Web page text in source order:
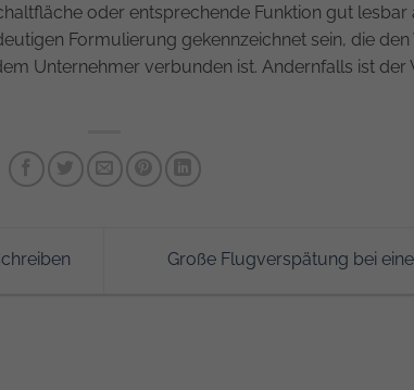
oder entsprechende Funktion gut
Formulierung gekennzeichnet sein, die
Unternehmer verbunden ist. Andernfalls ist
Große Flugverspätung bei